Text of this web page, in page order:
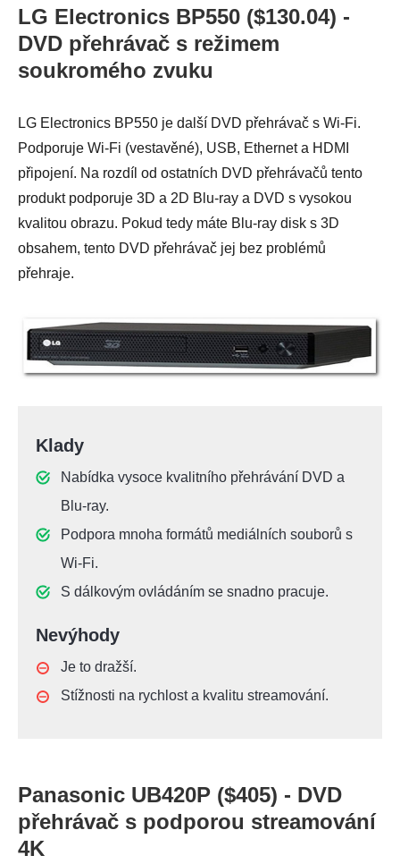
LG Electronics BP550 ($130.04) -
DVD přehrávač s režimem
soukromého zvuku
LG Electronics BP550 je další DVD přehrávač s Wi-Fi.
Podporuje Wi-Fi (vestavěné), USB, Ethernet a HDMI
připojení. Na rozdíl od ostatních DVD přehrávačů tento
produkt podporuje 3D a 2D Blu-ray a DVD s vysokou
kvalitou obrazu. Pokud tedy máte Blu-ray disk s 3D
obsahem, tento DVD přehrávač jej bez problémů
přehraje.
Klady
Nabídka vysoce kvalitního přehrávání DVD a
Blu-ray.
Podpora mnoha formátů mediálních souborů s
Wi-Fi.
S dálkovým ovládáním se snadno pracuje.
Nevýhody
Je to dražší.
Stížnosti na rychlost a kvalitu streamování.
Panasonic UB420P ($405) - DVD
přehrávač s podporou streamování
4K